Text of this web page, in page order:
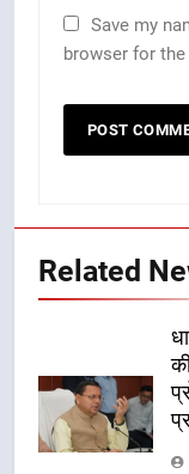
Save my
browser for
Related